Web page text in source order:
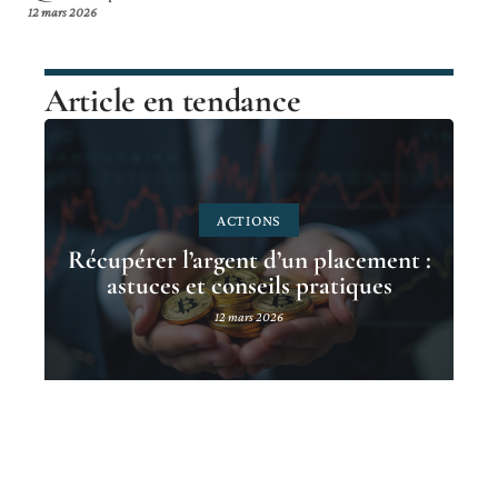
12 mars 2026
Article en tendance
ACTIONS
Récupérer l’argent d’un placement :
astuces et conseils pratiques
12 mars 2026